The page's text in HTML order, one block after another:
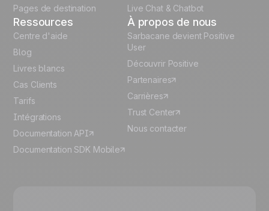
Pages de destination
Live Chat & Chatbot
Ressources
Centre d'aide
Blog
Livres blancs
Cas Clients
Tarifs
Intégrations
Documentation API
Documentation SDK Mobile
À propos de nous
Sarbacane devient Positive
User
Découvrir Positive
Partenaires
Carrières
Trust Center
Nous contacter